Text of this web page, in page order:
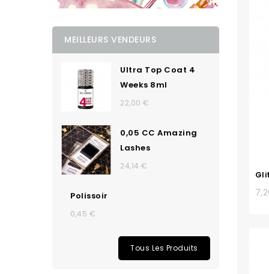
MEILLEURS VENDEURS
Ultra Top Coat 4
Weeks 8ml
22,00 €
0,05 CC Amazing
Lashes
24,14 €
Polissoir
0,45 €
Tous Les Produits